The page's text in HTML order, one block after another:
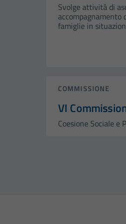
Svolge attività di
accompagnamento
famiglie in
COMMISSIONE
VI
Coesione Sociale e